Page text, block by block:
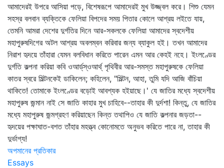
আমাদেরই উপরে আসিয়া পড়ে, বিশেষরূপে আমাদেরই মুখ উজ্জ্বল করে। শিশু যেমন
সহস্র বলবান ব্যক্তিকে ফেলিয়া বিপদের সময় পিতার কোলে আশ্রয় লইতে যায়,
তেমনি আমরা দেশের দুর্গতির দিনে আর-সকলকে ফেলিয়া আমাদের স্বদেশীয়
মহাপুরুষদিগের অটল আশ্রয় অবলম্বন করিবার জন্য ব্যাকুল হই। তখন আমাদের
নিরাশ হৃদয়ে তাঁহারা যেমন বলবিধান করিতে পারেন এমন আর কেহই নহে। ইংলণ্ডের
দুর্গতি কল্পনা করিয়া কবি ওআর্ড্‌স্‌ওআর্থ্‌ পৃথিবীর আর-সমস্ত মহাপুরুষকে ফেলিয়া
কাতর স্বরে মিল্টনকেই ডাকিলেন; কহিলেন, "মিল্টন, আহা, তুমি যদি আজি বাঁচিয়া
থাকিতে! তোমাকে ইংলণ্ডের বড়োই আবশ্যক হইয়াছে।' যে জাতির মধ্যে স্বদেশীয়
মহাপুরুষ জন্মান নাই সে জাতি কাহার মুখ চাহিবে--তাহার কী দুর্দশা! কিন্তু, যে জাতির
মধ্যে মহাপুরুষ জন্মগ্রহণ করিয়াছেন কিন্ত তথাপিও যে জাতি কল্পনার জড়তা--
হৃদয়ের পক্ষাঘাত-বশত তাঁহার মহত্ত্ব কোনোমতে অনুভব করিতে পারে না, তাহার কী
দুর্ভাগ্য!
অপমানের প্রতিকার
Essays